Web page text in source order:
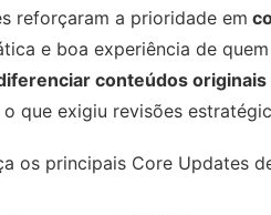
reforçaram a prioridade em
e boa experiência de
conteúdos
o que exigiu revisões
os principais Core Updates